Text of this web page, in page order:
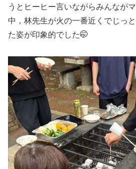
うとヒーヒー言いながらみんなが
中，林先生が火の一番近くでじっ
た姿が印象的でした🤭